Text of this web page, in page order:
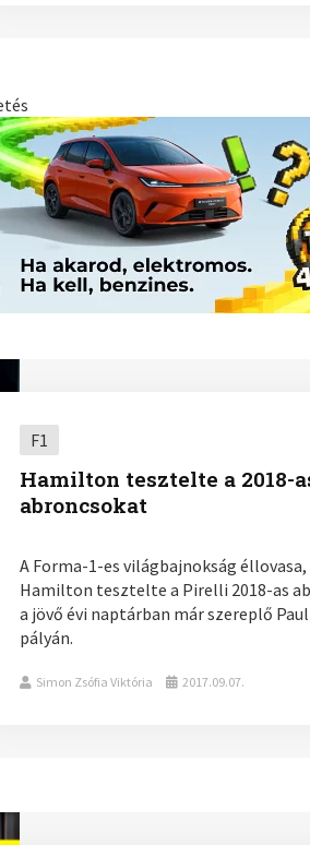
F1
Hamilton tesztelte a 2018-
abroncsokat
A Forma-1-es világbajnokság éllovasa,
Hamilton tesztelte a Pirelli 2018-as
a jövő évi naptárban már szereplő
pályán.
Simon Zsófia Viktória 2017.09.07.